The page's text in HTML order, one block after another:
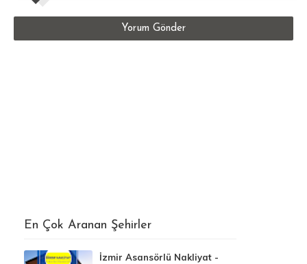
Yorum Gönder
En Çok Aranan Şehirler
İzmir Asansörlü Nakliyat -